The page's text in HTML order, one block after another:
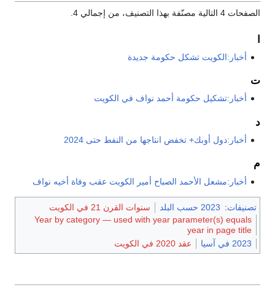
الصفحات 4 التالية مصنّفة بهذا التصنيف، من إجمالي 4.
أخبار:الكويت تشكل حكومة جديدة
ت
أخبار:تشكيل حكومة أحمد نواف في الكويت
د
أخبار:دول أوبك+ تخفض انتاجها من النفط حتى 2024
م
أخبار:مشعل الأحمد الصباح أمير الكويت عقب وفاة أخيه نواف
تصنيفات: 2023 حسب البلد
سنوات القرن 21 في الكويت
Year by category — used with year parameter(s) equals
year in page title
2023 في آسيا
عقد 2020 في الكويت